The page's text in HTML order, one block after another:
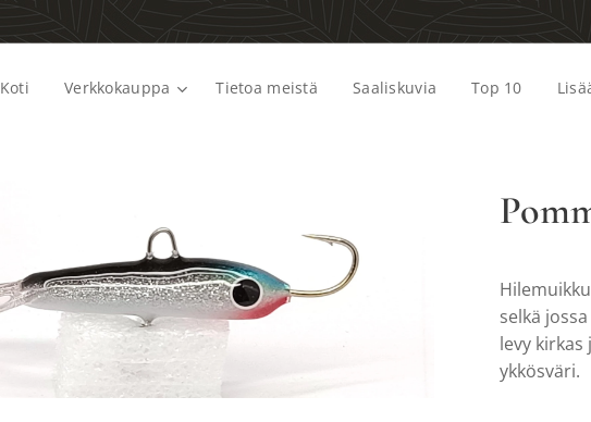
Koti Verkkokauppa Tietoa meistä Saaliskuvia Top 10
selkä
levy
ykkösväri.